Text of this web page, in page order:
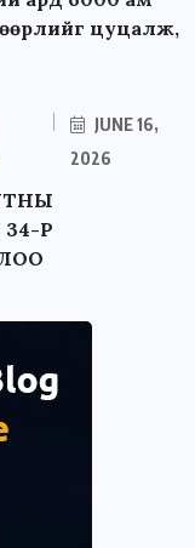
цуцалж,
JUNE 16,
2026
Р